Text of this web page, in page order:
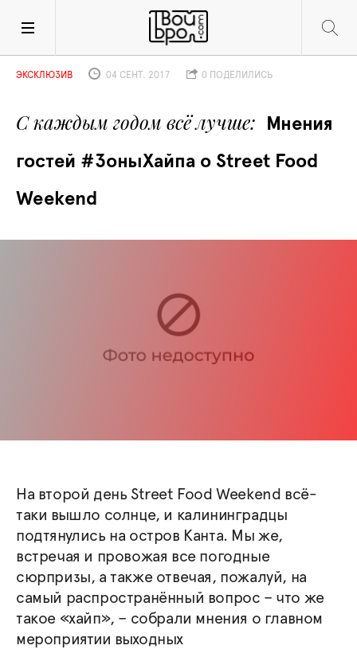
С каждым годом всё лучше
Мнения
гостей #ЗоныХайпа о Street Food
Weekend
ЭКСКЛЮЗИВ 04 СЕНТ. 2017 0 ПОДЕЛИЛИСЬ
На второй день Street Food Weekend всё-
таки вышло солнце, и калининградцы
подтянулись на остров Канта. Мы же,
встречая и провожая все погодные
сюрпризы, а также отвечая, пожалуй, на
самый распространённый вопрос – что же
такое «хайп», – собрали мнения о главном
мероприятии выходных